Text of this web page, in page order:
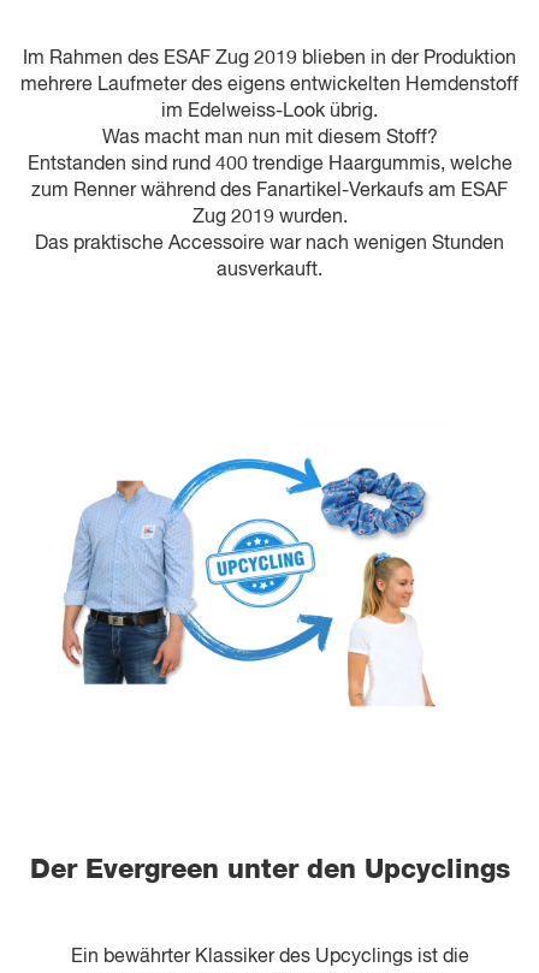
Im Rahmen des ESAF Zug 2019 blieben in der Produktion
mehrere Laufmeter des eigens entwickelten Hemdenstoff
im Edelweiss-Look übrig.
Was macht man nun mit diesem Stoff?
Entstanden sind rund 400 trendige Haargummis, welche
zum Renner während des Fanartikel-Verkaufs am ESAF
Zug 2019 wurden.
Das praktische Accessoire war nach wenigen Stunden
ausverkauft.
Der Evergreen unter den Upcyclings
Ein bewährter Klassiker des Upcyclings ist die